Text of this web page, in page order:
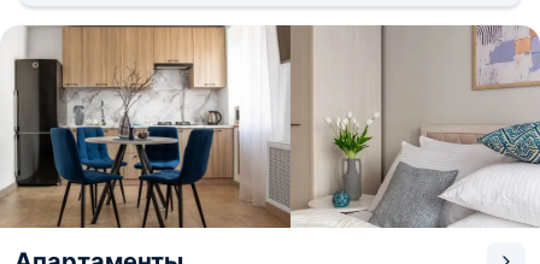
вокзала — 3,1 км, до аэропорта Костромы — 7,4 км.